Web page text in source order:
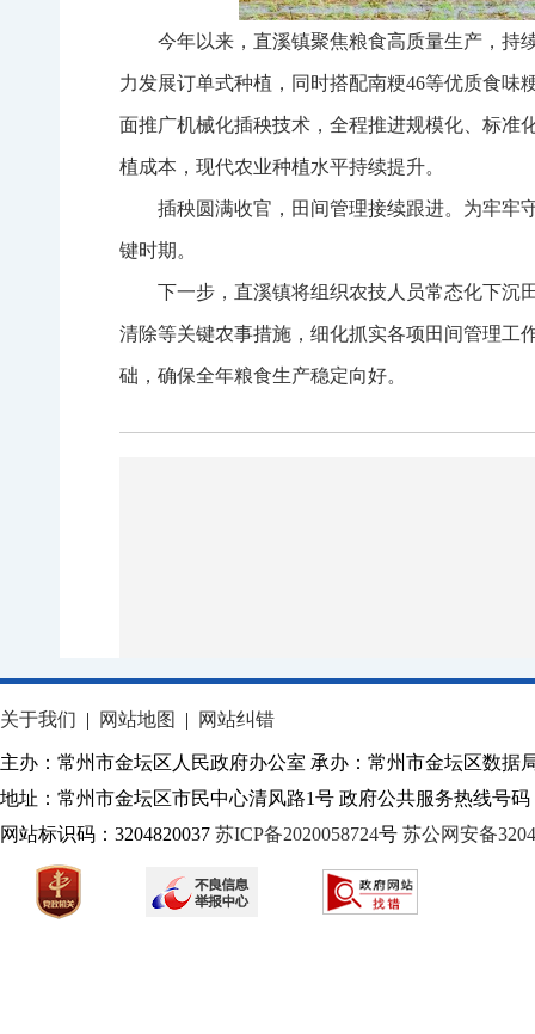
今年以来，直溪镇聚焦粮食高质量生产，持
力发展订单式种植，同时搭配南粳46等优质食
面推广机械化插秧技术，全程推进规模化、标准
植成本，现代农业种植水平持续提升。
插秧圆满收官，田间管理接续跟进。为牢牢
键时期。
下一步，直溪镇将组织农技人员常态化下沉
清除等关键农事措施，细化抓实各项田间管理工
础，确保全年粮食生产稳定向好。
关于我们 | 网站地图 | 网站纠错
主办：常州市金坛区人民政府办公室 承办：常州市金坛区数据
地址：常州市金坛区市民中心清风路1号 政府公共服务热线号码
网站标识码：3204820037 苏ICP备2020058724号 苏公网安备